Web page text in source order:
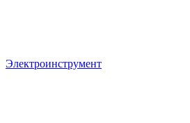
Электроинструмент